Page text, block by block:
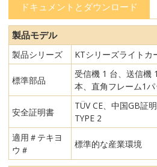
ドキュメントとダウンロード
製品モデル
製品シリーズ KTシリーズライトカ
標準部品
受信機 1 台、送信機
本、直角フレーム1
安全証明書
TÜV CE、中国GB証
TYPE 2
適用＃テキヨ
ウ＃
標準的な産業環境